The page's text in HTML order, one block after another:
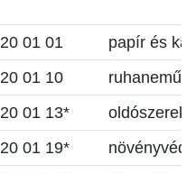
20 01 01
papír és
20 01 10
ruhanemű
20 01 13*
oldószerek
20 01 19*